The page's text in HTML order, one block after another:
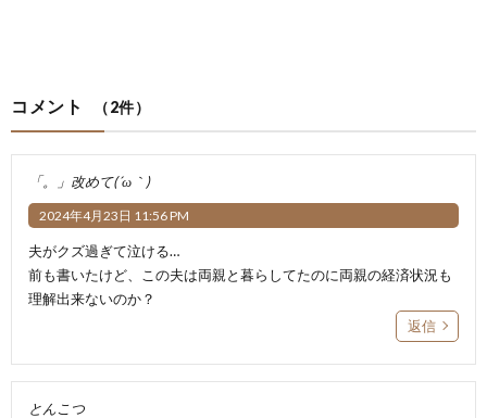
コメント （2件）
「。」改めて(´ω｀)
2024年4月23日 11:56 PM
夫がクズ過ぎて泣ける…
前も書いたけど、この夫は両親と暮らしてたのに両親の経済状況も
理解出来ないのか？
返信
とんこつ